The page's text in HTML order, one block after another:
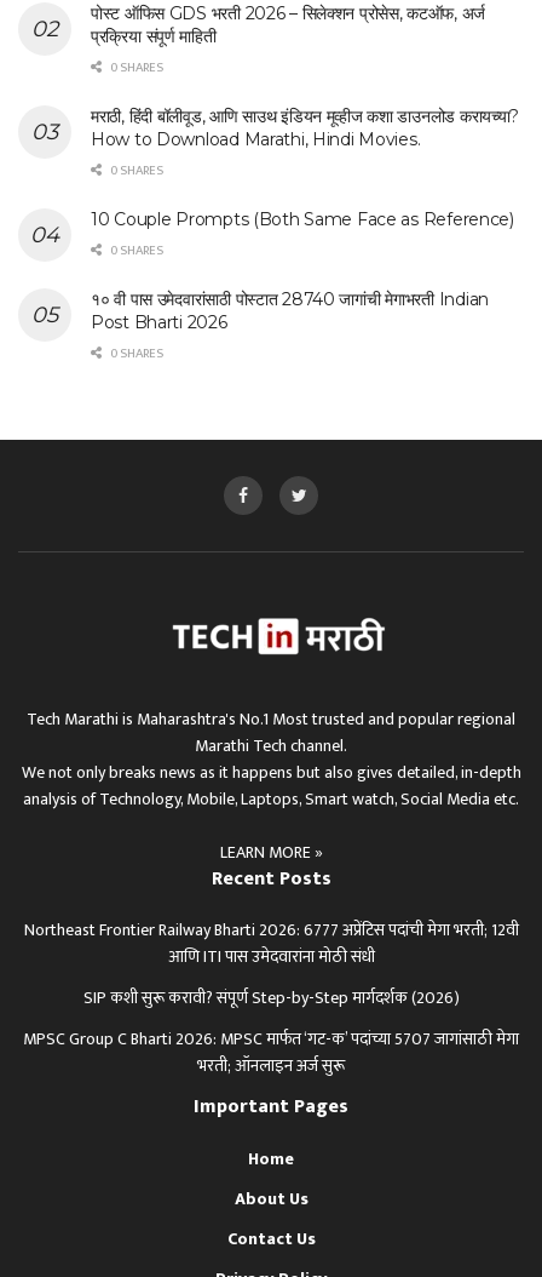
पोस्ट ऑफिस GDS भरती 2026 – सिलेक्शन प्रोसेस, कटऑफ, अर्ज
प्रक्रिया संपूर्ण माहिती
0 SHARES
मराठी, हिंदी बॉलीवूड, आणि साउथ इंडियन मूव्हीज कशा डाउनलोड करायच्या?
How to Download Marathi, Hindi Movies.
0 SHARES
10 Couple Prompts (Both Same Face as Reference)
0 SHARES
१० वी पास उमेदवारांसाठी पोस्टात 28740 जागांची मेगाभरती Indian
Post Bharti 2026
0 SHARES
Tech Marathi is Maharashtra's No.1 Most trusted and popular regional
Marathi Tech channel.
We not only breaks news as it happens but also gives detailed, in-depth
analysis of Technology, Mobile, Laptops, Smart watch, Social Media etc.
LEARN MORE »
Recent Posts
Northeast Frontier Railway Bharti 2026: 6777 अप्रेंटिस पदांची मेगा भरती; 12वी
आणि ITI पास उमेदवारांना मोठी संधी
SIP कशी सुरू करावी? संपूर्ण Step-by-Step मार्गदर्शक (2026)
MPSC Group C Bharti 2026: MPSC मार्फत ‘गट-क’ पदांच्या 5707 जागांसाठी मेगा
भरती; ऑनलाइन अर्ज सुरू
Important Pages
Home
About Us
Contact Us